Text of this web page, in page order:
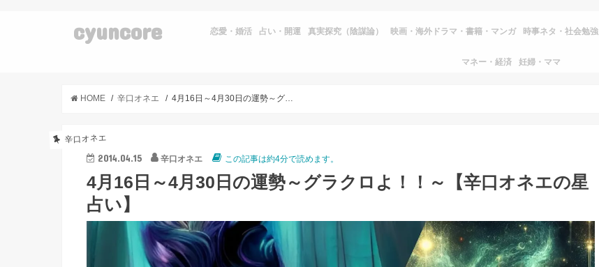
cyuncore 恋愛・婚活 占い・開運 真実探究（陰謀論） 映画・海外ドラマ・書籍・マンガ 時事ネタ・社会勉強
マネー・経済 妊婦・ママ
HOME 辛口オネエ
辛口オネエ
2014.04.15 辛口オネエ この記事は約4分で読めます。
4月16日～4月30日の運勢～グラクロよ！！～【辛口オネエの星
占い】